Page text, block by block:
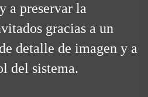
a preservar la
gracias a un
detalle de imagen y a
del sistema.